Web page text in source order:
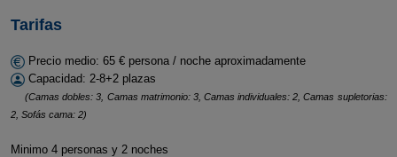
Tarifas
Precio medio: 65 € persona / noche aproximadamente
Capacidad: 2-8+2 plazas
(Camas dobles: 3, Camas matrimonio: 3, Camas individuales: 2, Camas supletorias:
2, Sofás cama: 2)
Minimo 4 personas y 2 noches